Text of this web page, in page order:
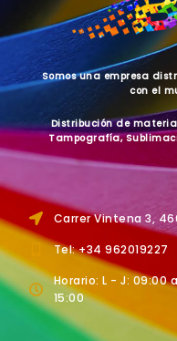
Somos una empresa
con el
Distribución de
Tampografía,
Carrer Vintena 3,
Tel: +34 962019227
Horario: L - J: 09:00
15:00